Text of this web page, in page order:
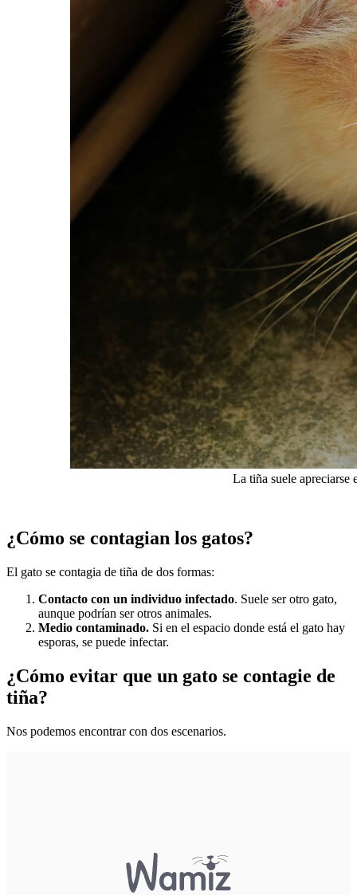
La tiña suele
¿Cómo se contagian los gatos?
El gato se contagia de tiña de dos formas:
Contacto con un individuo infectado. Suele ser otro gato,
aunque podrían ser otros animales.
Medio contaminado. Si en el espacio donde está el gato hay
esporas, se puede infectar.
¿Cómo evitar que un gato se contagie de
tiña?
Nos podemos encontrar con dos escenarios.